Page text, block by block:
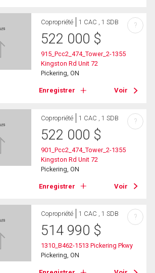
Copropriété 1 CAC , 1 SDB
522 000 $
915_Pcc2_474_Tower_2-1355
Kingston Rd Unit 72
Pickering, ON
Enregistrer Voir
?
Copropriété 1 CAC , 1 SDB
522 000 $
901_Pcc2_474_Tower_2-1355
Kingston Rd Unit 72
Pickering, ON
Enregistrer Voir
?
Copropriété 1 CAC , 1 SDB
514 990 $
1310_B462-1513 Pickering Pkwy
Pickering, ON
?